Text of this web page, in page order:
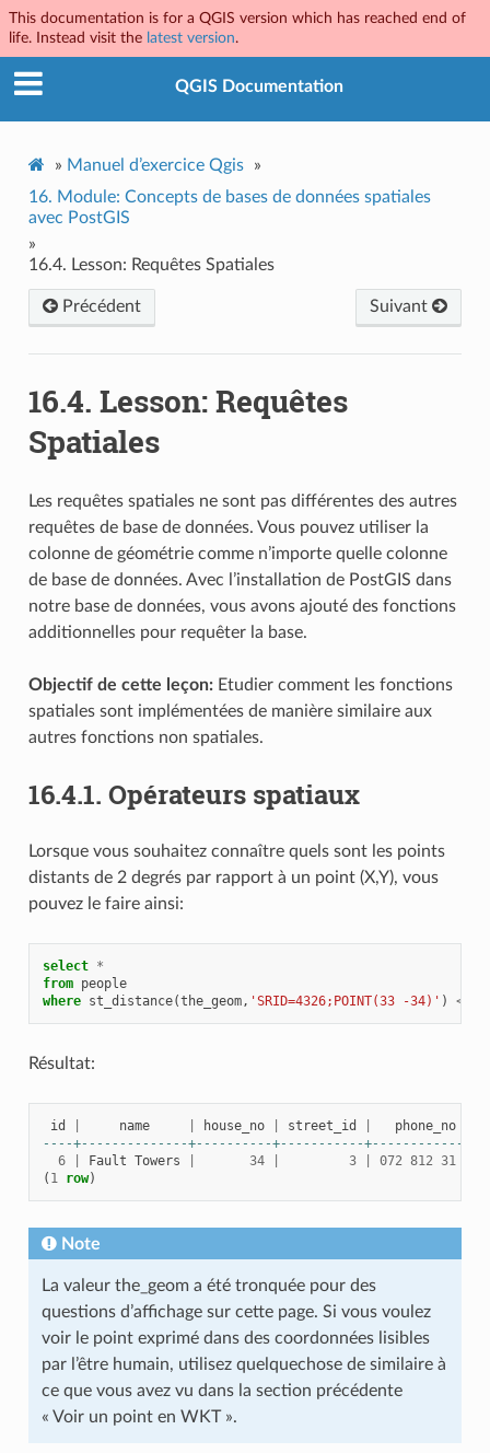
This documentation is for a QGIS version which has reached end of
life. Instead visit the latest version.
QGIS Documentation
» Manuel d’exercice Qgis
»
16. Module: Concepts de bases de données spatiales
avec PostGIS
»
16.4. Lesson: Requêtes Spatiales
Précédent Suivant
16.4. Lesson: Requêtes
Spatiales
Les requêtes spatiales ne sont pas différentes des autres
requêtes de base de données. Vous pouvez utiliser la
colonne de géométrie comme n’importe quelle colonne
de base de données. Avec l’installation de PostGIS dans
notre base de données, vous avons ajouté des fonctions
additionnelles pour requêter la base.
Objectif de cette leçon:Etudier comment les fonctions
spatiales sont implémentées de manière similaire aux
autres fonctions non spatiales.
16.4.1. Opérateurs spatiaux
Lorsque vous souhaitez connaître quels sont les points
distants de 2 degrés par rapport à un point (X,Y), vous
pouvez le faire ainsi:
select *
from people
where st_distance(the_geom, 'SRID=4326;POINT(33 -34)' ) <
Résultat:
id name house_no street_id phone_no
----+--------------+----------+-----------
6
Fault Towers 34 3 072 812 31
( 1 row)
Note
La valeur the_geom a été tronquée pour des
questions d’affichage sur cette page. Si vous voulez
voir le point exprimé dans des coordonnées lisibles
par l’être humain, utilisez quelquechose de similaire à
ce que vous avez vu dans la section précédente
« Voir un point en WKT ».